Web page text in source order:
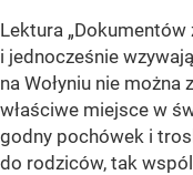
Lektura
i jednocześnie
na Wołyniu nie
właściwe miejsce w
godny pochówek i
do rodziców, tak